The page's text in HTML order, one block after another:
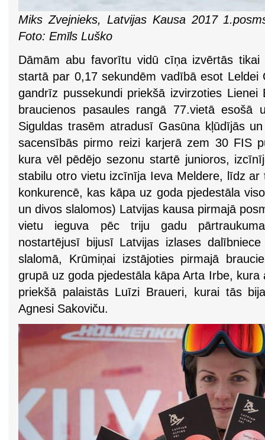
Miks Zvejnieks, Latvijas Kausa 2017
Foto: Emīls Luško
Dāmām abu favorītu vidū cīņa izvērtās tikai
startā par 0,17 sekundēm vadībā esot
gandrīz pussekundi priekšā izvirzoties Lienei
braucienos pasaules rangā 77.vietā
Siguldas trasēm atradusī Gasūna kļūdījās
sacensībās pirmo reizi karjerā zem 30 FIS
kura vēl pēdējo sezonu startē junioros,
stabilu otro vietu izcīnīja Ieva Meldere, līdz
konkurencē, kas kāpa uz goda pjedestāla
un divos slalomos) Latvijas kausa pirmajā
vietu ieguva pēc triju gadu
nostartējusī bijusī Latvijas izlases
slalomā, Krūmiņai izstājoties pirmajā
grupā uz goda pjedestāla kāpa Arta Irbe,
priekšā palaistās Luīzi Braueri, kurai tās
Agnesi Sakoviču.